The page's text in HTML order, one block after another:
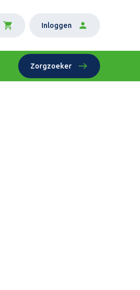
Inloggen
Zorgzoeker